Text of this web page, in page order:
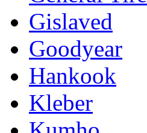
Gislaved
Goodyear
Hankook
Kleber